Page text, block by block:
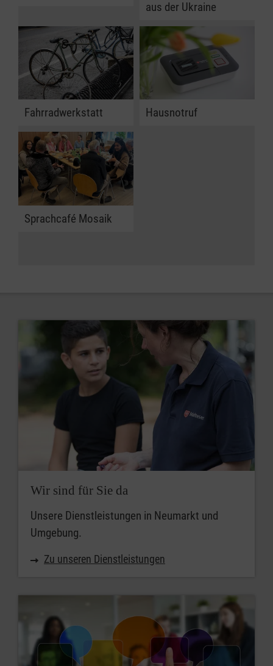
aus der Ukraine
Fahrradwerkstatt Hausnotruf
Sprachcafé Mosaik
Wir sind für Sie da
Unsere Dienstleistungen in Neumarkt und
Umgebung.
Zu unseren Dienstleistungen